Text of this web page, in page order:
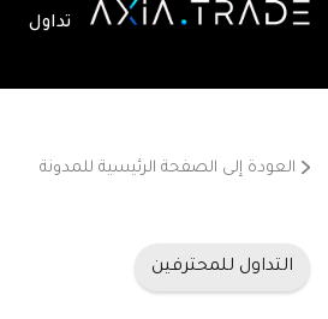
تداول
العودة إلى الصفحة الرئيسية للمدونة
التداول للمحترفين